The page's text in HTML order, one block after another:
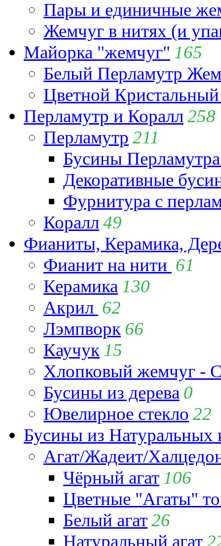
Пары и единичные
Жемчуг в нитях (и
Майорка "жемчуг" 165
Белый Перламутр
Цветной
Перламутр и Коралл258
Перламутр 211
Бусины
Декоративные
Фурнитура с
Коралл49
Фианиты, Керамика,
Фианит на нити 61
Керамика 130
Акрил 62
Лэмпворк 66
Каучук 15
Хлопковый жемчуг -
Бусины из дерева 0
Ювелирное стекло 22
Бусины из Натуральных
Агат/Жадеит/
Чёрный агат 106
Цветные "Агаты"
Белый агат26
Натуральный агат